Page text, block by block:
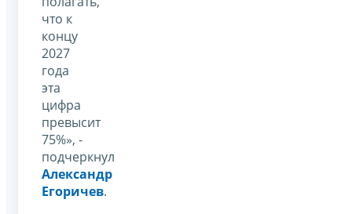
что к
концу
2027
года
эта
цифра
превысит
75%», -
подчеркнул
Александр
Егоричев.